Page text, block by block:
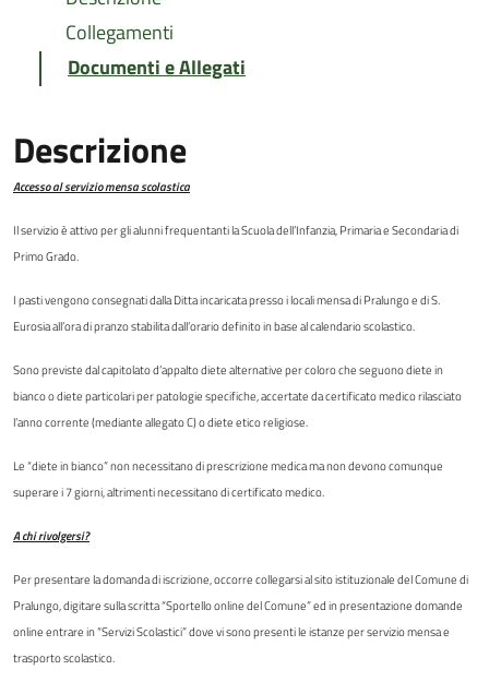
Collegamenti
Documenti e Allegati
Descrizione
Accesso al servizio mensa scolastica
Il servizio è attivo per gli alunni frequentanti la Scuola dell’Infanzia, Primaria e Secondaria di
Primo Grado.
I pasti vengono consegnati dalla Ditta incaricata presso i locali mensa di Pralungo e di S.
Eurosia all’ora di pranzo stabilita dall’orario definito in base al calendario scolastico.
Sono previste dal capitolato d’appalto diete alternative per coloro che seguono diete in
bianco o diete particolari per patologie specifiche, accertate da certificato medico rilasciato
l’anno corrente (mediante allegato C) o diete etico religiose.
Le “diete in bianco” non necessitano di prescrizione medica ma non devono comunque
superare i 7 giorni, altrimenti necessitano di certificato medico.
A chi rivolgersi?
Per presentare la domanda di iscrizione, occorre collegarsi al sito istituzionale del Comune di
Pralungo, digitare sulla scritta “Sportello online del Comune” ed in presentazione domande
online entrare in “Servizi Scolastici” dove vi sono presenti le istanze per servizio mensa e
trasporto scolastico.